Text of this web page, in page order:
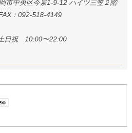
市中央区今泉1-9-12 ハイツ三笠２階
：092-518-4149
日祝 10:00〜22:00